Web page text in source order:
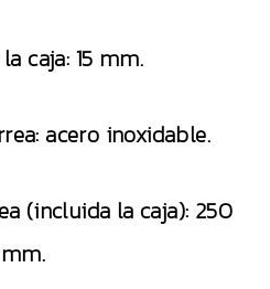
caja: 15 mm.
acero inoxidable.
(incluida la caja): 250
mm.